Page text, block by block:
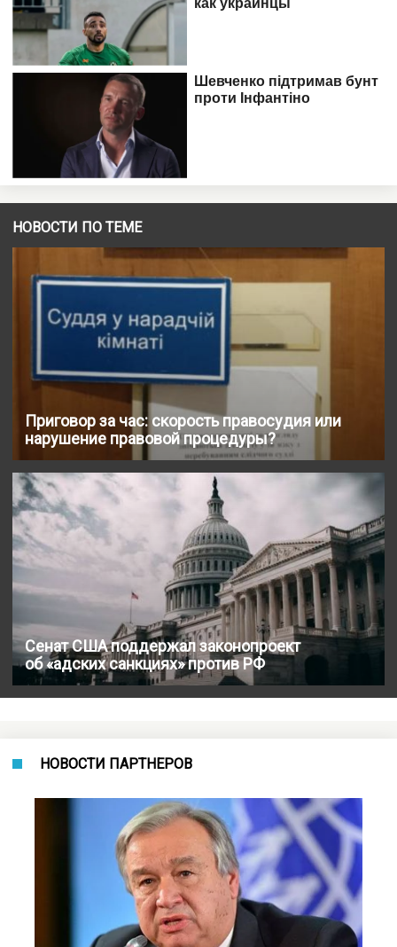
НОВОСТИ ПО ТЕМЕ
Приговор за час: скорость правосудия или
нарушение правовой процедуры?
Сенат США поддержал законопроект
об «адских санкциях» против РФ
НОВОСТИ ПАРТНЕРОВ